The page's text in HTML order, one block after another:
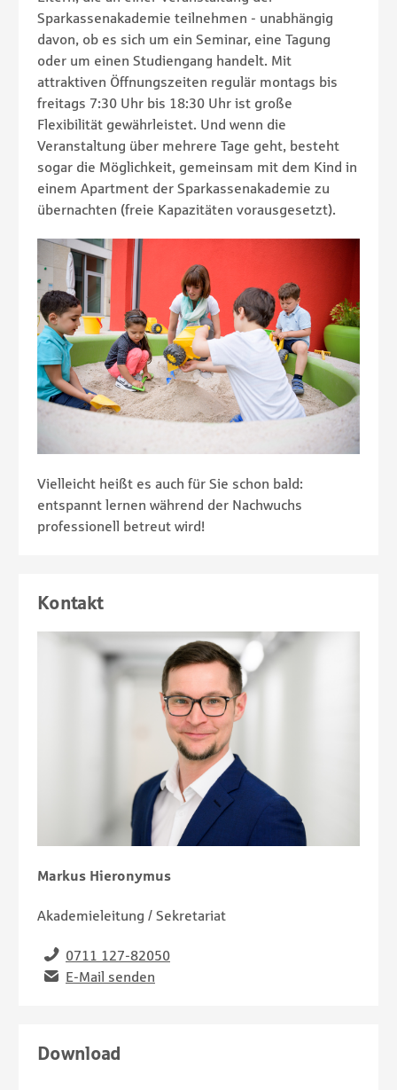
Sparkassenakademie teilnehmen - unabhängig
davon, ob es sich um ein Seminar, eine Tagung
oder um einen Studiengang handelt. Mit
attraktiven Öffnungszeiten regulär montags bis
freitags 7:30 Uhr bis 18:30 Uhr ist große
Flexibilität gewährleistet. Und wenn die
Veranstaltung über mehrere Tage geht, besteht
sogar die Möglichkeit, gemeinsam mit dem Kind in
einem Apartment der Sparkassenakademie zu
übernachten (freie Kapazitäten vorausgesetzt).
Vielleicht heißt es auch für Sie schon bald:
entspannt lernen während der Nachwuchs
professionell betreut wird!
Kontakt
Markus Hieronymus
Akademieleitung / Sekretariat
Telefon
0711 127-82050
Email E-Mail senden
Download